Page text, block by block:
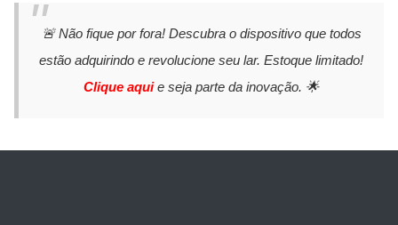
🚨 Não fique por fora! Descubra o dispositivo que todos
estão adquirindo e revolucione seu lar. Estoque limitado!
Clique aquie seja parte da inovação. 🌟